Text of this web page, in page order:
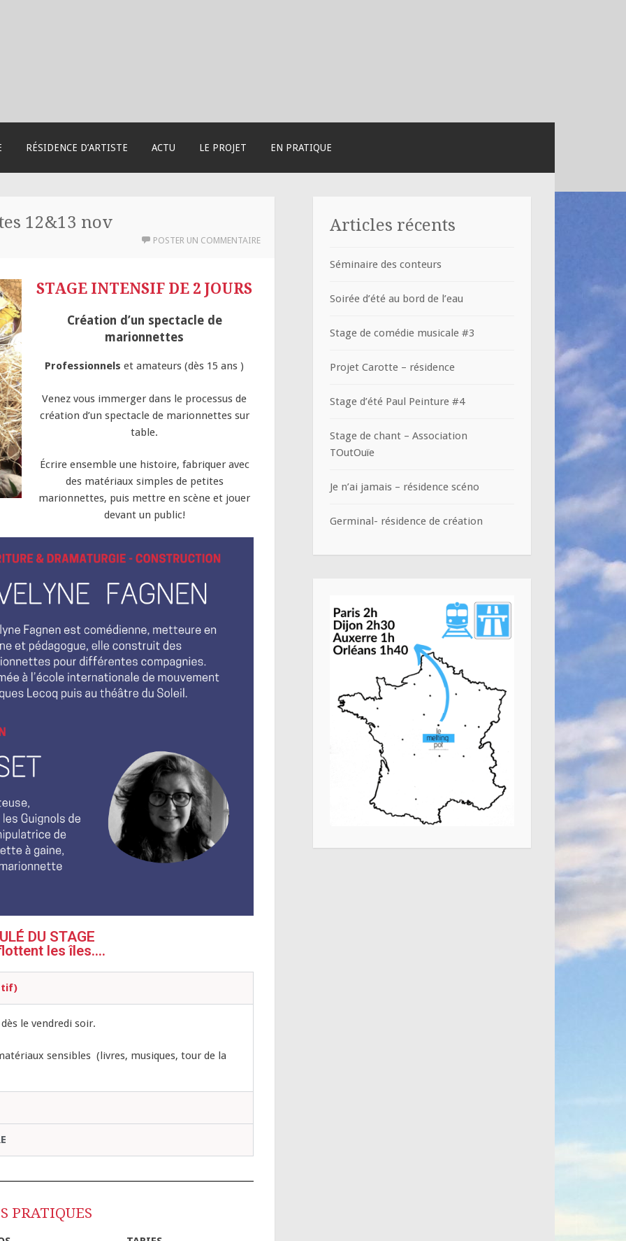
RÉSIDENCE D’ARTISTE ACTU LE PROJET EN PRATIQUE
12&13 nov
POSTER UN COMMENTAIRE
STAGE INTENSIF DE 2 JOURS
Création d’un spectacle de
marionnettes
Professionnels et amateurs (dès 15 ans )
Venez vous immerger dans le processus de
création d’un spectacle de marionnettes sur
table.
Écrire ensemble une histoire, fabriquer avec
des matériaux simples de petites
marionnettes, puis mettre en scène et jouer
devant un public!
DU STAGE
les îles....
le vendredi soir.
sensibles (livres, musiques, tour de la
PRATIQUES
Articles récents
Séminaire des conteurs
Soirée d’été au bord de l’eau
Stage de comédie musicale #3
Projet Carotte – résidence
Stage d’été Paul Peinture #4
Stage de chant – Association
TOutOuïe
Je n’ai jamais – résidence scéno
Germinal- résidence de création